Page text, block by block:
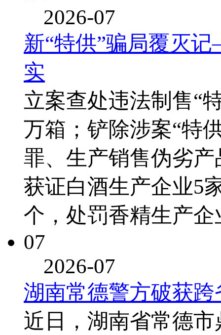
2026-07
新“特供”骗局覆灭
实
立案查处违法制售“
万箱；铲除涉案“特
罪、生产销售伪劣
获证白酒生产企业5
个，处罚香精生产
07
2026-07
湖南常德警方破获
近日，湖南省常德